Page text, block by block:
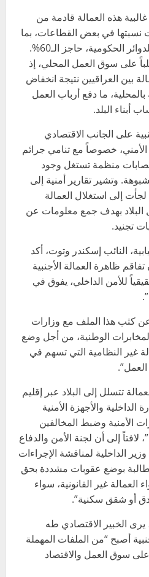
هذه العمالة قادمة من
في بعض القطاعات، بما
فيها المرافق العامة وحتى الدوائر الحكومية، حاجز الـ60%.
على سوق العمل المحلي، إذ
بين العراقيين نتيجة انخفاض
بالمحلية، ما دفع أرباب العمل
أبناء البلد.
على الجانب الاقتصادي
خصوصاً مع تنامي جرائم
عصابات منظمة تستغل وجود
وتشير تقارير أمنية إلى
إلى استغلال العمالة
البلاد بهدف جمع معلومات عن
تجنيد.
النائب إسكندر وتوت، أكد
ظاهرة العمالة الأجنبية
للأمن الداخلي، يفوق في
عن كثب هذا الملف مع وزارات
الوطنية، من أجل وضع
غير النظامية التي تسهم في
تتسلل إلى البلاد عبر إقليم
والأجهزة الأمنية
الأمنية وضبط المخالفين
لافتاً إلى أن لجنة الأمن والدفاع
الداخلية لمناقشة الإجراءات
بوضع عقوبات مشددة بحق
غير القانونية، سواء
أو شقق سكنية”.
الخبير الاقتصادي طه
أصبح “من الملفات المهملة
سوق العمل والاقتصاد